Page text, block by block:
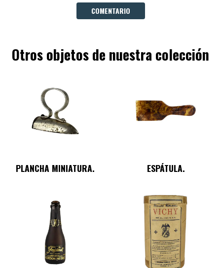
COMENTARIO
Otros objetos de nuestra colección
PLANCHA MINIATURA. ESPÁTULA.